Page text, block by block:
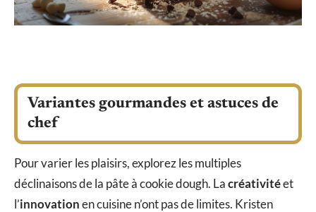
Variantes gourmandes et astuces de
chef
Pour varier les plaisirs, explorez les multiples
déclinaisons de la pâte à cookie dough. Lacréativitéet
l’innovationen cuisine n’ont pas de limites. Kristen